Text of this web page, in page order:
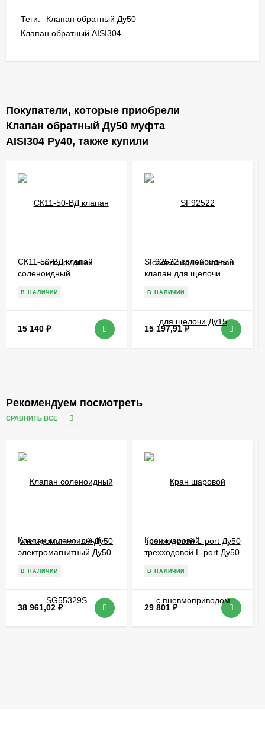
Теги:
Клапан обратный Ду50
Клапан обратный AISI304
Покупатели, которые приобрели
Клапан обратный Ду50 муфта
AISI304 Ру40, также купили
СК11-50-ВД клапан
соленоидный
В НАЛИЧИИ
15 140 ₽
SF92522 соленоидный
клапан для щелочи
В НАЛИЧИИ
15 197,91₽
Рекомендуем посмотреть
СРАВНИТЬ ВСЕ
Клапан соленоидный
электромагнитный Ду50
В НАЛИЧИИ
38 961,02₽
Кран шаровой
трехходовой L-port Ду50
В НАЛИЧИИ
29 801₽